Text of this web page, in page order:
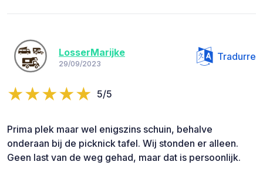
LosserMarijke
29/09/2023
Tradurre
5/5
Prima plek maar wel enigszins schuin, behalve
onderaan bij de picknick tafel. Wij stonden er alleen.
Geen last van de weg gehad, maar dat is persoonlijk.